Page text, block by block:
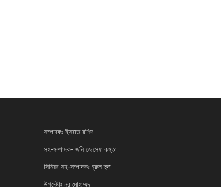
সম্পাদকঃ ইসরাত রশিদ
সহ-সম্পাদক- জনি জোসেফ কস্তা
সিনিয়র সহ-সম্পাদকঃ নুরুল হুদা
উপদেষ্টাঃ নূর মোহাম্মদ